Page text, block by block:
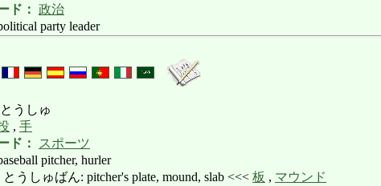
ド： 政治
party leader
うしゅ
, 手
ド：
スポーツ
pitcher, hurler
うしゅばん: pitcher's plate, mound, slab <<< 板 , マウンド